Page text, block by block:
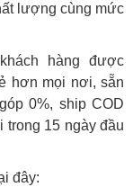
lượng cùng mức
hàng được
hơn mọi nơi, sẵn
0%, ship COD
trong 15 ngày đầu
đây: